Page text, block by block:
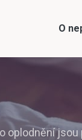
O
oplodnění